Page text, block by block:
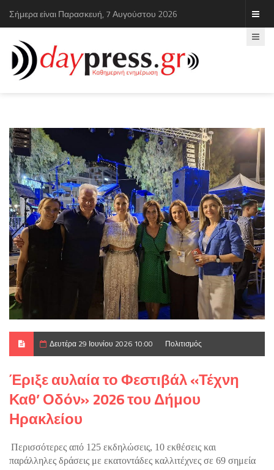
Σήμερα είναι Παρασκευή, 7 Αυγούστου 2026
Δευτέρα 29 Ιουνίου 2026 10:00 Πολιτισμός
Έριξε αυλαία το Φεστιβάλ «Τέχνη
Καθ’ Οδόν» 2026 του Δήμου
Ηρακλείου
Περισσότερες από 125 εκδηλώσεις, 10 εκθέσεις και
παράλληλες δράσεις με εκατοντάδες καλλιτέχνες σε 69 σημεία